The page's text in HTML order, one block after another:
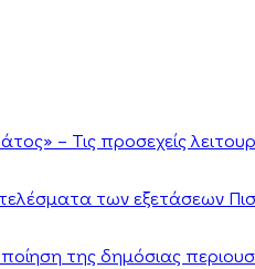
– Τις προσεχείς
των εξετάσεων
της δημόσιας